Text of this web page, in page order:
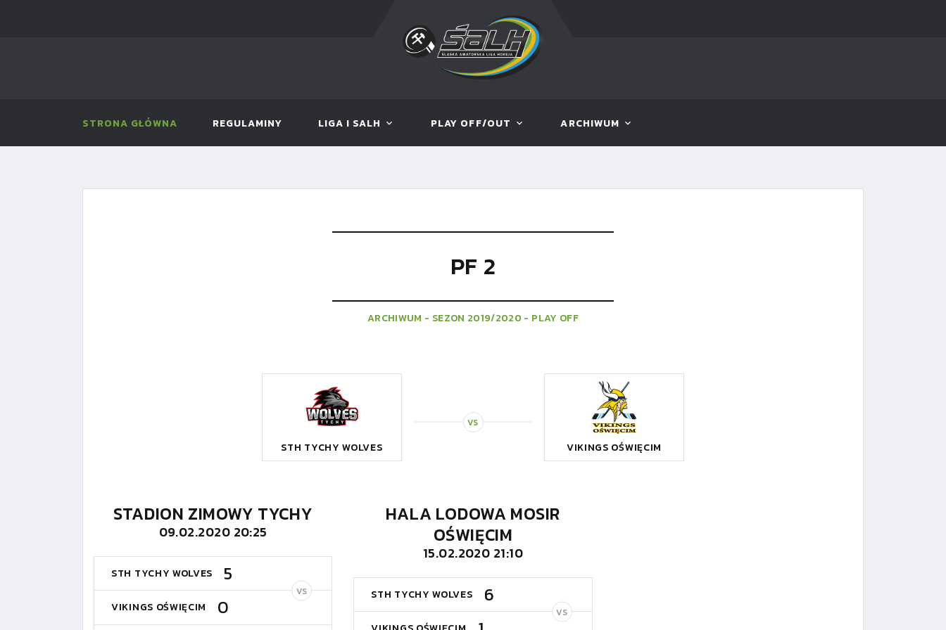
STRONA GŁÓWNA REGULAMINY LIGA I SALH PLAY OFF/OUT ARCHIWUM
PF 2
ARCHIWUM - SEZON 2019/2020 - PLAY OFF
STH TYCHY WOLVES
VS
VIKINGS OŚWIĘCIM
STADION ZIMOWY TYCHY
09.02.2020 20:25
STH TYCHY WOLVES 5
VS
VIKINGS OŚWIĘCIM 0
HALA LODOWA MOSIR
OŚWIĘCIM
15.02.2020 21:10
STH TYCHY WOLVES 6
VS